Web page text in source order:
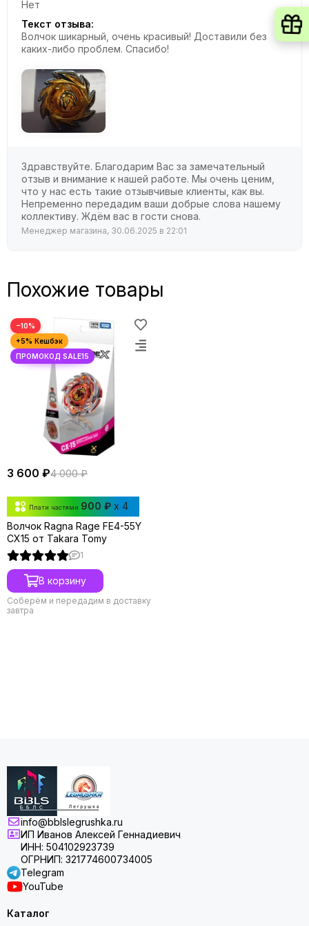
Нет
Текст отзыва:
Волчок шикарный, очень красивый! Доставили без
каких-либо проблем. Спасибо!
Здравствуйте. Благодарим Вас за замечательный
отзыв и внимание к нашей работе. Мы очень ценим,
что у нас есть такие отзывчивые клиенты, как вы.
Непременно передадим ваши добрые слова нашему
коллективу. Ждём вас в гости снова.
Менеджер магазина, 30.06.2025 в 22:01
Похожие товары
−10%
3 600 ₽4 000 ₽
Плати частями 900 ₽ x 4
Волчок Ragna Rage FE4-55Y
CX15 от Takara Tomy
1
В корзину
Соберём и передадим в доставку
завтра
info@bblslegrushka.ru
ИП Иванов Алексей Геннадиевич
ИНН: 504102923739
ОГРНИП: 321774600734005
Telegram
YouTube
Каталог